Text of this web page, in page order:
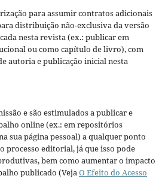
para assumir contratos adicionais
distribuição não-exclusiva da versão
nesta revista (ex.: publicar em
ou como capítulo de livro), com
autoria e publicação inicial nesta
e são estimulados a publicar e
online (ex.: em repositórios
sua página pessoal) a qualquer ponto
processo editorial, já que isso pode
bem como aumentar o impacto
publicado (VejaO Efeito do Acesso